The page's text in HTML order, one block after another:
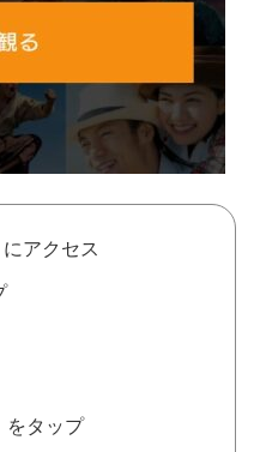
アクセス
をタップ